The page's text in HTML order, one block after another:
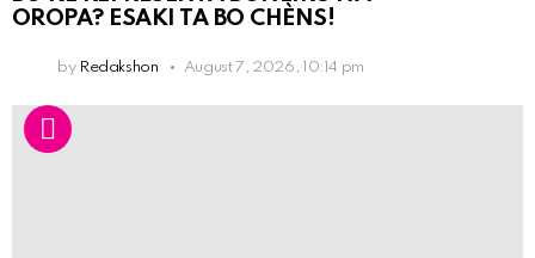
OROPA? ESAKI TA BO CHÈNS!
by Redakshon August 7, 2026, 10:14 pm